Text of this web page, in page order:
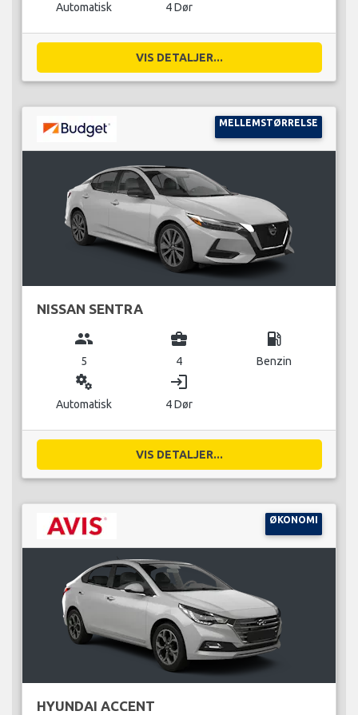
Automatisk 4 Dør
VIS DETALJER...
MELLEMSTØRRELSE
NISSAN SENTRA
group
5
business_center
4
local_gas_station
Benzin
miscellaneous_services
Automatisk
login
4 Dør
VIS DETALJER...
ØKONOMI
HYUNDAI ACCENT